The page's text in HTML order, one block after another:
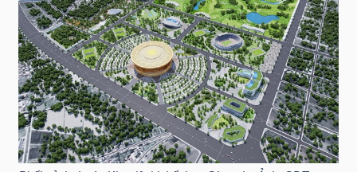
PHÂN
TÍCH
VIETSTOCKFINANCE
VĨ